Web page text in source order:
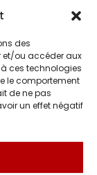
des
et/ou accéder aux
ces technologies
le comportement
de ne pas
un effet négatif